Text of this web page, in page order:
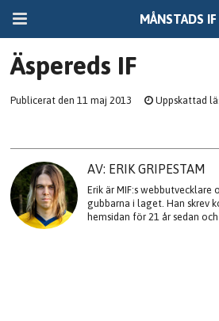
MÅNSTADS IF
Äspereds IF
Publicerat den 11 maj 2013 Uppskattad
AV: ERIK GRIPESTAM
Erik är MIF:s
gubbarna i laget. Han skrev
hemsidan för 21 år sedan